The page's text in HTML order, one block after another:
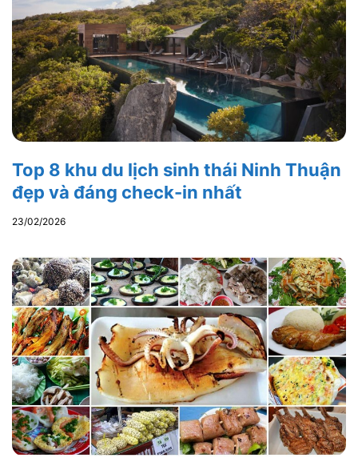
Top 8 khu du lịch sinh thái Ninh Thuận
đẹp và đáng check-in nhất
23/02/2026